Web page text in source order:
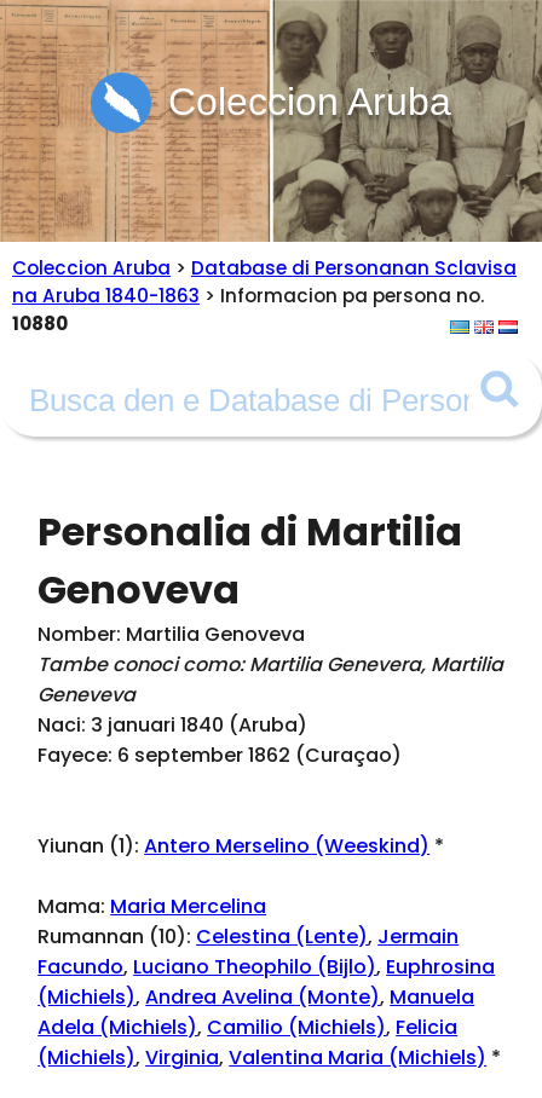
Coleccion Aruba
Coleccion Aruba > Database di Personanan Sclavisa
na Aruba 1840-1863 > Informacion pa persona no.
10880
Personalia di Martilia
Genoveva
Nomber: Martilia Genoveva
Tambe conoci como: Martilia Genevera, Martilia
Geneveva
Naci: 3 januari 1840 (Aruba)
Fayece: 6 september 1862 (Curaçao)
Yiunan (1):Antero Merselino (Weeskind) *
Mama: Maria Mercelina
Rumannan (10): Celestina (Lente), Jermain
Facundo, Luciano Theophilo (Bijlo), Euphrosina
(Michiels),Andrea Avelina (Monte), Manuela
Adela (Michiels), Camilio (Michiels), Felicia
(Michiels),Virginia,Valentina Maria (Michiels) *